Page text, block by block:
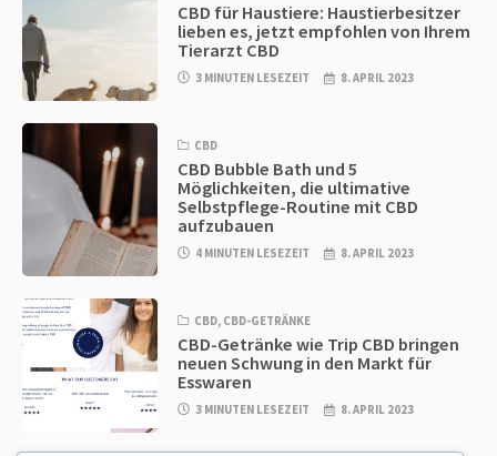
CBD für Haustiere: Haustierbesitzer
lieben es, jetzt empfohlen von Ihrem
Tierarzt CBD
3 MINUTEN LESEZEIT 8. APRIL 2023
CBD
CBD Bubble Bath und 5
Möglichkeiten, die ultimative
Selbstpflege-Routine mit CBD
aufzubauen
4 MINUTEN LESEZEIT 8. APRIL 2023
CBD, CBD-GETRÄNKE
CBD-Getränke wie Trip CBD bringen
neuen Schwung in den Markt für
Esswaren
3 MINUTEN LESEZEIT 8. APRIL 2023